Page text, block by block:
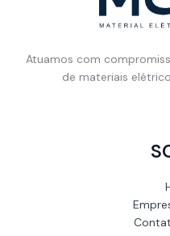
Atuamos com
de materiais